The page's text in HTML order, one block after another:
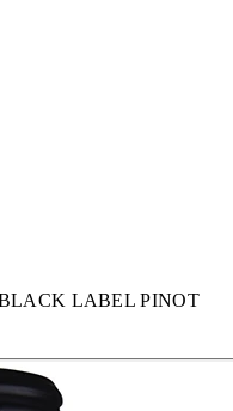
LABEL PINOT